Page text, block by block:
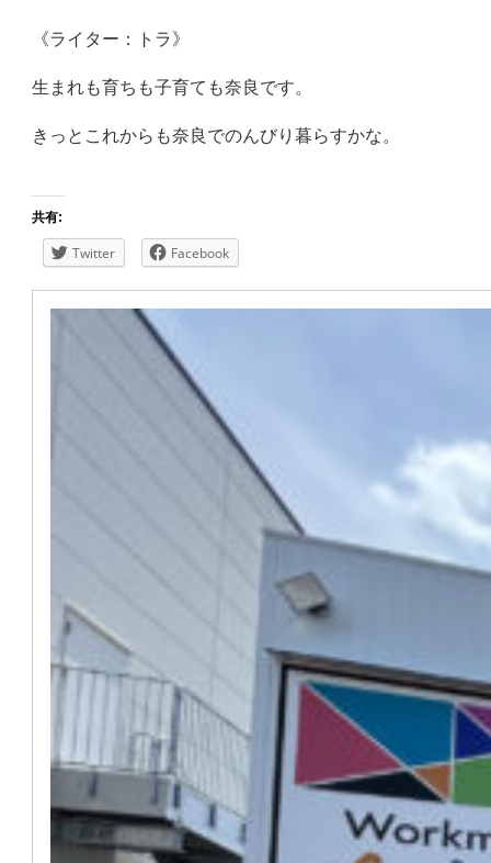
《ライター：トラ》
生まれも育ちも子育ても奈良です。
きっとこれからも奈良でのんびり暮らすかな。
共有:
Twitter Facebook